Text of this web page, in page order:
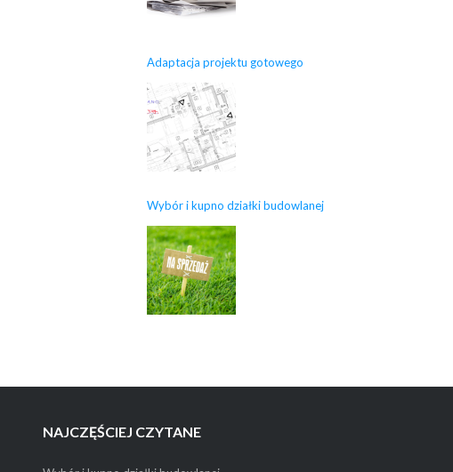
Adaptacja projektu gotowego
Wybór i kupno działki budowlanej
NAJCZĘŚCIEJ CZYTANE